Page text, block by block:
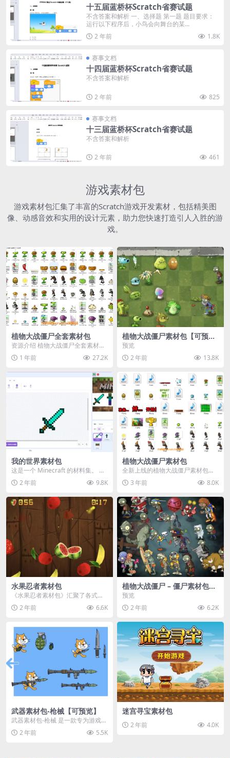
十五届蓝桥杯Scratch省赛试题
不含答案和解析 一、选择题 第一题 题目要求：
运行以下程序后，小鸟会向舞台的某...
2 年前
1.8K
赛事文档
十四届蓝桥杯Scratch省赛试题
不含答案和解析
2 年前 825
赛事文档
十三届蓝桥杯Scratch省赛试题
不含答案和解析
2 年前 461
游戏素材包
游戏素材包汇集了丰富的Scratch游戏开发素材，包括精美图
像、动感音效和实用的设计元素，助力您快速打造引人入胜的游
戏。
植物大战僵尸全套素材包
资源介绍 植物大战僵尸全套素材
包，包含227个丰富多样的素材，
涵盖角色、背景、动...
1 年前 27.2K
植物大战僵尸素材包【可预
览】
预览
2 年前
13.8K
我的世界素材包
这是一个 Minecraft 的材料集。 操
作方法如下： 工具 → 右箭头 怪物...
2 年前 9.8K
植物大战僵尸素材包
全新上线的植物大战僵尸素材包，
内含48个精选资源，涵盖角色、场
景、音效等多样内容...
3 年前 8.0K
水果忍者素材包
《水果忍者素材包》汇聚了各式鲜
美诱人的水果图像与清脆悦耳的切
割音效，专为追求极致...
2 年前 6.6K
植物大战僵尸 – 僵尸素材包
【可预览】
预览
2 年前
6.2K
武器素材包-枪械【可预览】
武器素材包-枪械 是一款专为游戏开
发者和创作者设计的素材包，包含
多种高质量的枪械...
2 年前 5.5K
迷宫寻宝素材包
2 年前 4.0K